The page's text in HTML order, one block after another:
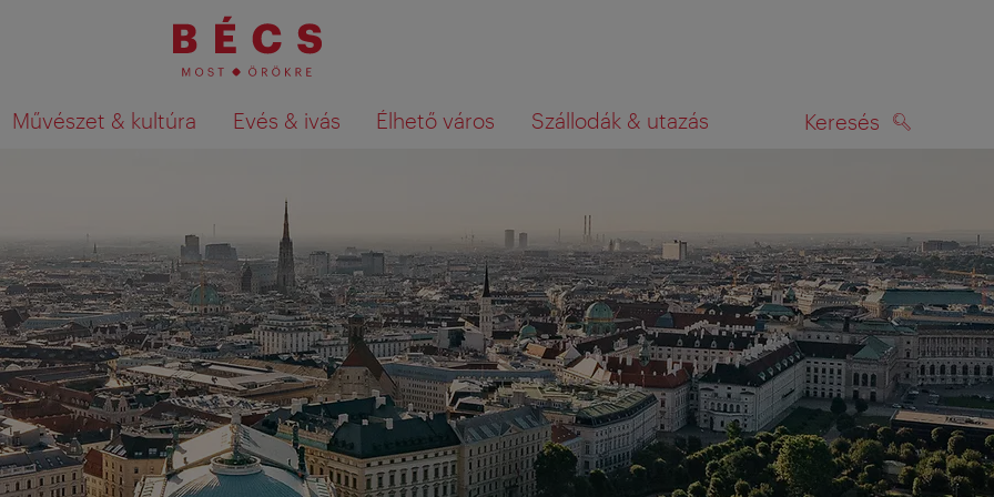
Művészet & kultúra Evés & ivás Élhető város Szállodák & utazás Keresés